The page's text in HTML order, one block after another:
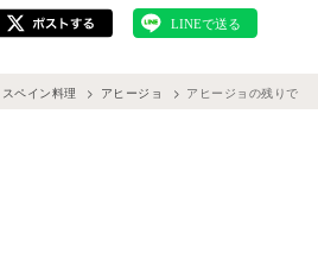
スペイン料理 アヒージョ アヒージョの残りで！